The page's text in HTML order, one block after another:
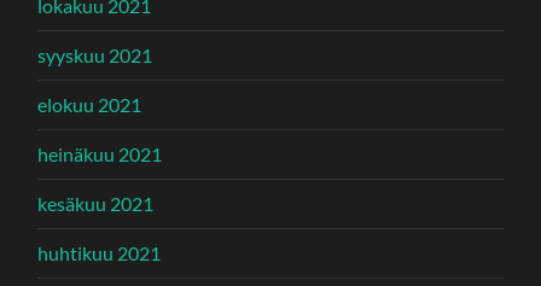
lokakuu 2021
syyskuu 2021
elokuu 2021
heinäkuu 2021
kesäkuu 2021
huhtikuu 2021